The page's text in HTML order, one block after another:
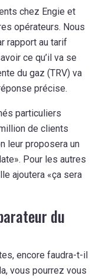
chez Engie et
opérateurs. Nous
rapport au tarif
ce qu’il va se
du gaz (TRV) va
précise.
particuliers
de clients
leur proposera un
Pour les autres
ajoutera «ça sera
du
encore faudra-t-il
vous pourrez vous